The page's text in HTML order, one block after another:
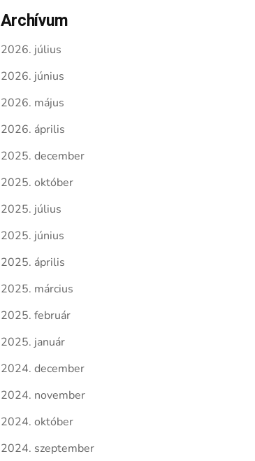
Archívum
2026. július
2026. június
2026. május
2026. április
2025. december
2025. október
2025. július
2025. június
2025. április
2025. március
2025. február
2025. január
2024. december
2024. november
2024. október
2024. szeptember